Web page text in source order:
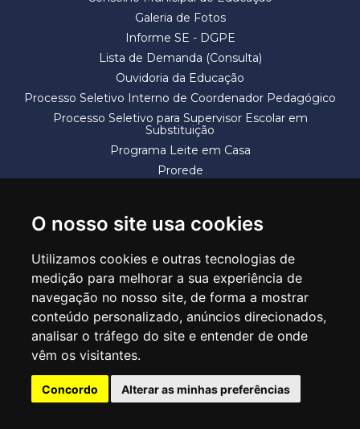
O nosso site usa cookies
Utilizamos cookies e outras tecnologias de
medição para melhorar a sua experiência de
navegação no nosso site, de forma a mostrar
conteúdo personalizado, anúncios direcionados,
analisar o tráfego do site e entender de onde
vêm os visitantes.
Concordo Alterar as minhas preferências
Galeria de Fotos
Informe SE - DGPE
Lista de Demanda (Consulta)
Ouvidoria da Educação
Processo Seletivo Interno de Coordenador Pedagógico
Processo Seletivo para Supervisor Escolar em
Substituição
Programa Leite em Casa
Prorede
SECRETARIA DE EDUCAÇÃO
Rua Claudino Barbosa, 313 - Macedo - Guarulhos/SP CEP 07113-040
Central de Atendimento: *55 11 2475-7300